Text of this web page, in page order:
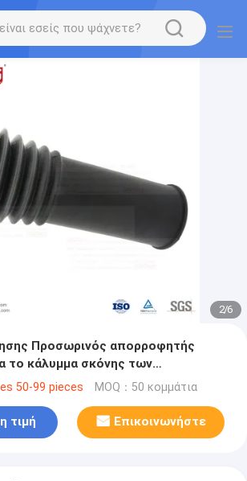
2/6
Προσωρινός απορροφητής
το κάλυμμα σκόνης των
9063230292 9063230192
50-99 pieces MOQ：50 κομμάτια
τιμή Επικοινωνήστε